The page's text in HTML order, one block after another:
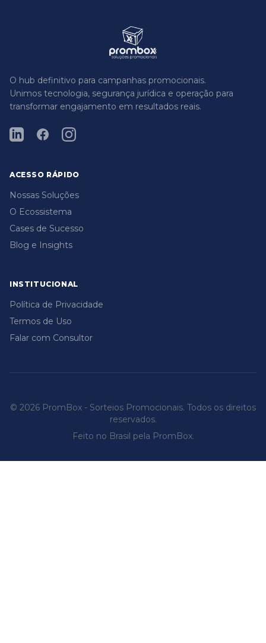
O hub definitivo para campanhas promocionais.
Unimos tecnologia, segurança jurídica e operação para
transformar engajamento em resultados reais.
ACESSO RÁPIDO
Nossas Soluções
O Ecossistema
Cases de Sucesso
Blog e Insights
INSTITUCIONAL
Política de Privacidade
Termos de Uso
Falar com Consultor
© 2026 PromBox - Sorteios Promocionais. Todos os direitos
reservados.
Feito no Brasil pela PromBox.